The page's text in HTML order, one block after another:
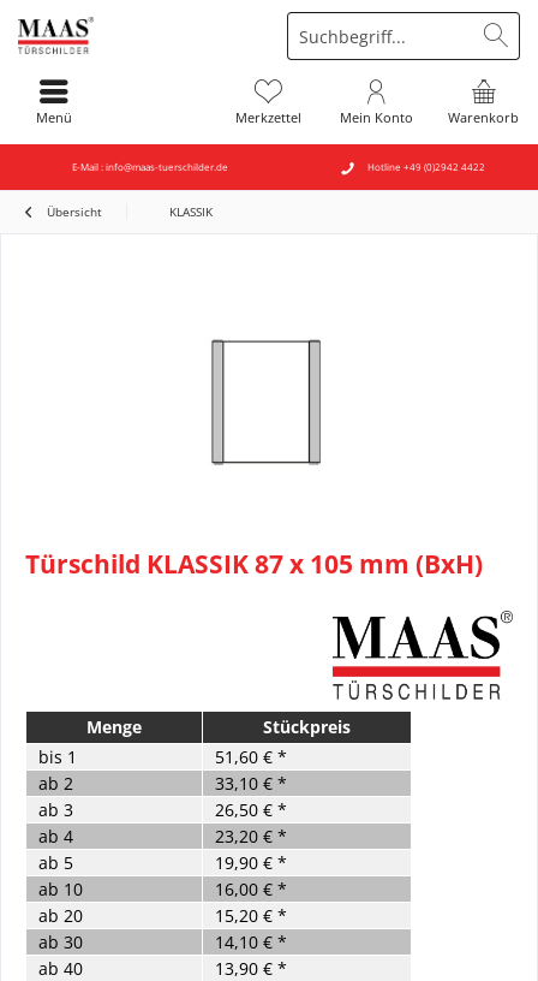
E-Mail : info@maas-tuerschilder.de Hotline +49 (0)2942 4422
Warenkorb
Merkzettel Mein Konto
Menü
Übersicht KLASSIK
Türschild KLASSIK 87 x 105 mm (BxH)
Menge
Stückpreis
bis 1
51,60 € *
ab 2
33,10 € *
ab 3
26,50 € *
ab 4
23,20 € *
ab 5
19,90 € *
ab 10
16,00 € *
ab 20
15,20 € *
ab 30
14,10 € *
ab 40
13,90 € *